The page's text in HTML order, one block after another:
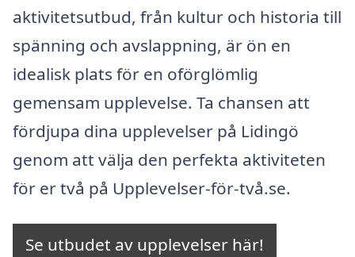
aktivitetsutbud, från kultur och historia till
spänning och avslappning, är ön en
idealisk plats för en oförglömlig
gemensam upplevelse. Ta chansen att
fördjupa dina upplevelser på Lidingö
genom att välja den perfekta aktiviteten
för er två på Upplevelser-för-två.se.
Se utbudet av upplevelser här!